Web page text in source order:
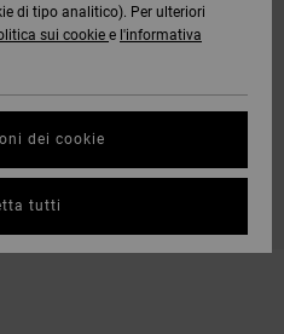
di tipo analitico). Per ulteriori
sui cookie e l'informativa
dei cookie
tutti